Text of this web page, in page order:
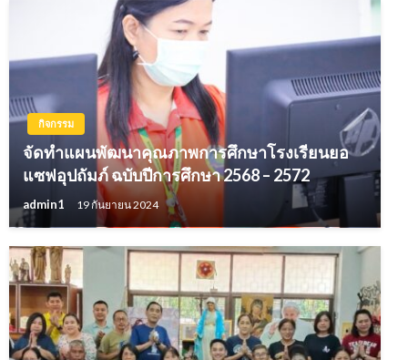
กิจกรรม
จัดทำแผนพัฒนาคุณภาพการศึกษาโรงเรียนยอ
แซฟอุปถัมภ์ ฉบับปีการศึกษา 2568 – 2572
admin1 19 กันยายน 2024